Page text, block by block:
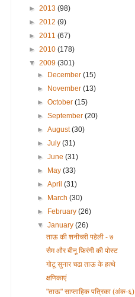
► 2013 (98)
► 2012 (9)
► 2011 (67)
► 2010 (178)
▼ 2009 (301)
►
December(15)
►
November(13)
►October(15)
►September(20)
►August(30)
►July(31)
►June(31)
►
May(33)
►April(31)
►
March(30)
►
February(26)
▼January(26)
ताऊ की शनीचरी पहेली - ७
सैम और बीनू फ़िरंगी की पोस्ट
गोटू सुनार चढा ताऊ के हत्थे
क्षणिकाएं
"ताऊ" साप्ताहिक पत्रिका (अंक-६)